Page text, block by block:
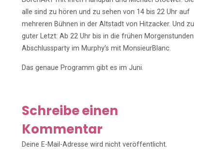
alle sind zu hören und zu sehen von 14 bis 22 Uhr auf
mehreren Bühnen in der Altstadt von Hitzacker. Und zu
guter Letzt: Ab 22 Uhr bis in die frühen Morgenstunden
Abschlussparty im Murphy’s mit MonsieurBlanc.
Das genaue Programm gibt es im Juni.
Schreibe einen
Kommentar
Deine E-Mail-Adresse wird nicht veröffentlicht.